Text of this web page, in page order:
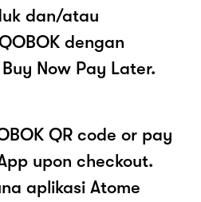
dan/atau
dengan
Now Pay Later.
QR code or pay
upon checkout.
aplikasi Atome